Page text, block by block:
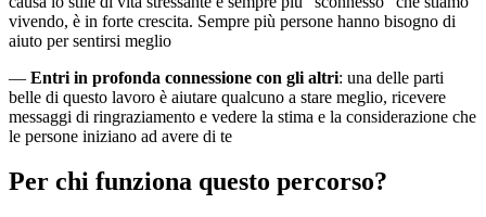
vivendo, è in forte crescita. Sempre più persone hanno bisogno di
aiuto per sentirsi meglio
— Entri in profonda connessione con gli altri: una delle parti
belle di questo lavoro è aiutare qualcuno a stare meglio, ricevere
messaggi di ringraziamento e vedere la stima e la considerazione che
le persone iniziano ad avere di te
Per chi funziona questo percorso?